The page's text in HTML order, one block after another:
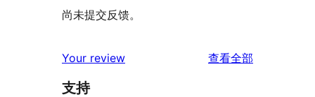
尚未提交反馈。
Your review 查看全部
支持